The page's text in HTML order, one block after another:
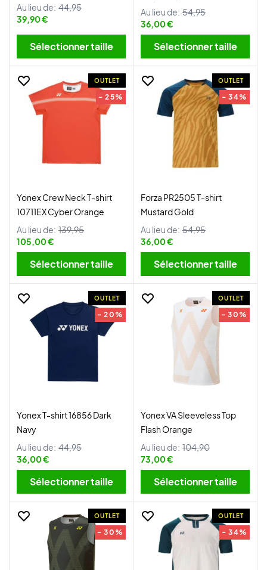
Au lieu de: 44,95
39,90 €
Sélectionner taille
Au lieu de: 54,95
36,00 €
Sélectionner taille
OUTLET
- 25%
Yonex Crew Neck T-shirt
10711EX Cyber Orange
Au lieu de: 139,95
105,00 €
Sélectionner taille
OUTLET
- 34%
Forza PR2505 T-shirt
Mustard Gold
Au lieu de: 54,95
36,00 €
Sélectionner taille
OUTLET
- 20%
Yonex T-shirt 16856 Dark
Navy
Au lieu de: 44,95
36,00 €
Sélectionner taille
OUTLET
- 30%
Yonex VA Sleeveless Top
Flash Orange
Au lieu de: 104,90
73,00 €
Sélectionner taille
OUTLET
- 30%
OUTLET
- 34%